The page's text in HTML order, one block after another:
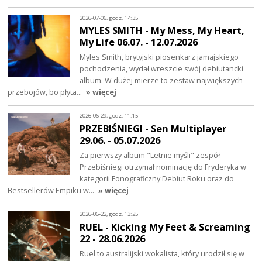
2026-07-06, godz. 14:35
MYLES SMITH - My Mess, My Heart,
My Life 06.07. - 12.07.2026
Myles Smith, brytyjski piosenkarz jamajskiego
pochodzenia, wydał wreszcie swój debiutancki
album. W dużej mierze to zestaw największych
przebojów, bo płyta… » więcej
2026-06-29, godz. 11:15
PRZEBIŚNIEGI - Sen Multiplayer
29.06. - 05.07.2026
Za pierwszy album "Letnie myśli" zespół
Przebiśniegi otrzymał nominację do Fryderyka w
kategorii Fonograficzny Debiut Roku oraz do
Bestsellerów Empiku w… » więcej
2026-06-22, godz. 13:25
RUEL - Kicking My Feet & Screaming
22 - 28.06.2026
Ruel to australijski wokalista, który urodził się w